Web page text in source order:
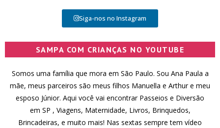
Siga-nos no Instagram
SAMPA COM CRIANÇAS NO YOUTUBE
Somos uma família que mora em São Paulo. Sou Ana Paula a
mãe, meus parceiros são meus filhos Manuella e Arthur e meu
esposo Júnior. Aqui você vai encontrar Passeios e Diversão
em SP , Viagens, Maternidade, Livros, Brinquedos,
Brincadeiras, e muito mais! Nas sextas sempre tem vídeo